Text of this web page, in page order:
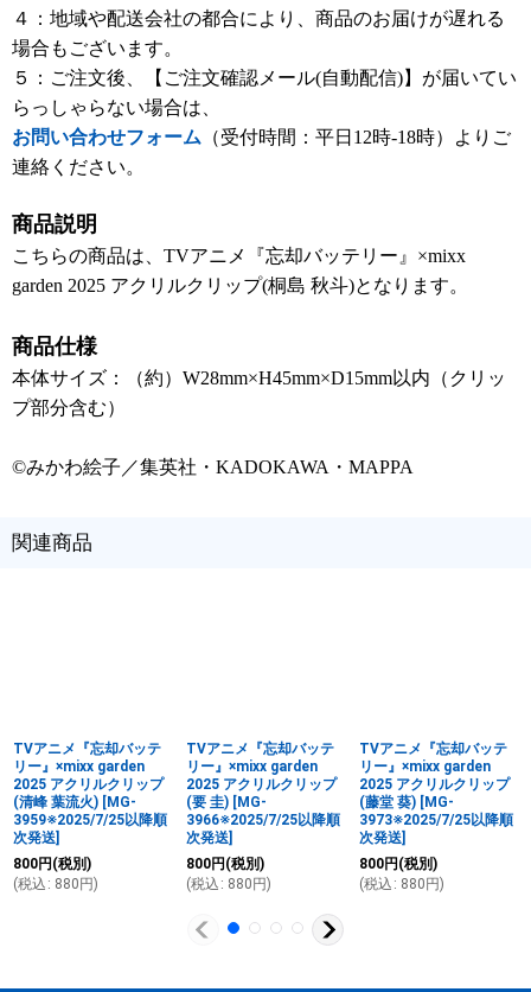
４：地域や配送会社の都合により、商品のお届けが遅れる
場合もございます。
５：ご注文後、【ご注文確認メール(自動配信)】が届いてい
らっしゃらない場合は、
お問い合わせフォーム （受付時間：平日12時-18時）よりご
連絡ください。
商品説明
こちらの商品は、TVアニメ『忘却バッテリー』×mixx
garden 2025 アクリルクリップ(桐島 秋斗)となります。
商品仕様
本体サイズ：（約）W28mm×H45mm×D15mm以内（クリッ
プ部分含む）
©みかわ絵子／集英社・KADOKAWA・MAPPA
関連商品
TVアニメ『忘却バッテ
リー』×mixx garden
2025 アクリルクリップ
(清峰 葉流火) [MG-
3959※2025/7/25以降順
次発送]
800円 (税別)
(税込 : 880 円)
TVアニメ『忘却バッテ
リー』×mixx garden
2025 アクリルクリップ
(要 圭) [MG-
3966※2025/7/25以降順
次発送]
800円 (税別)
(税込 : 880 円)
TVアニメ『忘却バッテ
リー』×mixx garden
2025 アクリルクリップ
(藤堂 葵) [MG-
3973※2025/7/25以降順
次発送]
800円 (税別)
(税込 : 880 円)